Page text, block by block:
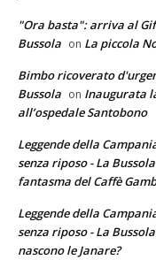
"Ora basta": arriva al
Bussola on La piccola
Bimbo ricoverato
Bussola on Inaugurata
all’ospedale Santobono
Leggende della
senza riposo - La Bussola
fantasma del Caffè
Leggende della
senza riposo - La Bussola
nascono le Janare?